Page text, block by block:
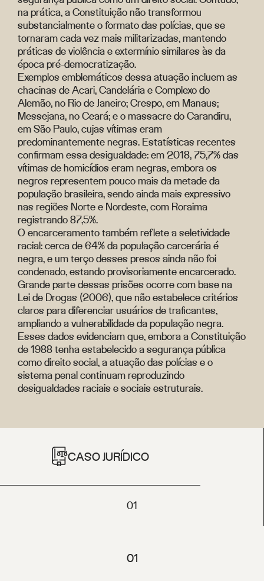
na prática, a Constituição não transformou
substancialmente o formato das polícias, que se
tornaram cada vez mais militarizadas, mantendo
práticas de violência e extermínio similares às da
época pré-democratização.
Exemplos emblemáticos dessa atuação incluem as
chacinas de Acari, Candelária e Complexo do
Alemão, no Rio de Janeiro; Crespo, em Manaus;
Messejana, no Ceará; e o massacre do Carandiru,
em São Paulo, cujas vítimas eram
predominantemente negras. Estatísticas recentes
confirmam essa desigualdade: em 2018, 75,7% das
vítimas de homicídios eram negras, embora os
negros representem pouco mais da metade da
população brasileira, sendo ainda mais expressivo
nas regiões Norte e Nordeste, com Roraima
registrando 87,5%.
O encarceramento também reflete a seletividade
racial: cerca de 64% da população carcerária é
negra, e um terço desses presos ainda não foi
condenado, estando provisoriamente encarcerado.
Grande parte dessas prisões ocorre com base na
Lei de Drogas (2006), que não estabelece critérios
claros para diferenciar usuários de traficantes,
ampliando a vulnerabilidade da população negra.
Esses dados evidenciam que, embora a Constituição
de 1988 tenha estabelecido a segurança pública
como direito social, a atuação das polícias e o
sistema penal continuam reproduzindo
desigualdades raciais e sociais estruturais.
CASO JURÍDICO
01
01